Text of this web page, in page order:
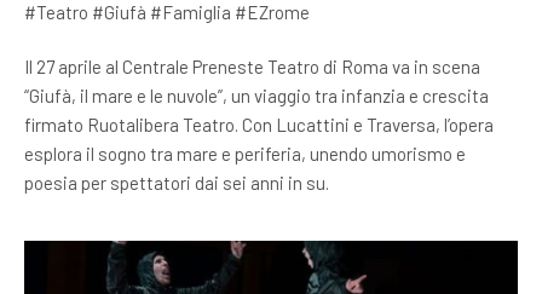
#Teatro #Giufà #Famiglia #EZrome
Il 27 aprile al Centrale Preneste Teatro di Roma va in scena
“Giufà, il mare e le nuvole”, un viaggio tra infanzia e crescita
firmato Ruotalibera Teatro. Con Lucattini e Traversa, l’opera
esplora il sogno tra mare e periferia, unendo umorismo e
poesia per spettatori dai sei anni in su.